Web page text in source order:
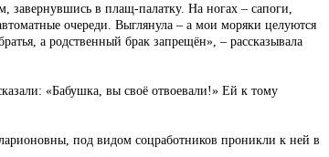
в плащ-палатку. На ногах – сапоги,
очереди. Выглянула – а мои моряки целуются
а родственный брак запрещён», – рассказывала
«Бабушка, вы своё отвоевали!» Ей к тому
под видом соцработников проникли к ней в